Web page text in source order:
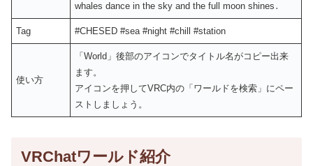
whales dance in the sky and the full moon shines․
Tag #CHESED #sea #night #chill #station
使い方
「World」後部のアイコンでタイトル名がコピー出来
ます。
アイコンを押してVRC内の「ワールドを検索」にペー
ストしましょう。
VRChatワールド紹介